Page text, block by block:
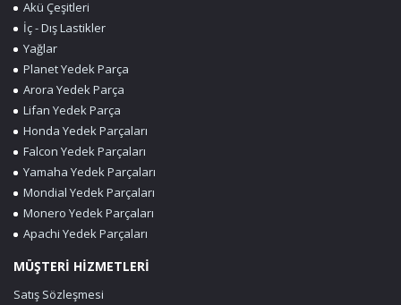
Akü Çeşitleri
İç - Dış Lastikler
Yağlar
Planet Yedek Parça
Arora Yedek Parça
Lifan Yedek Parça
Honda Yedek Parçaları
Falcon Yedek Parçaları
Yamaha Yedek Parçaları
Mondial Yedek Parçaları
Monero Yedek Parçaları
Apachi Yedek Parçaları
MÜŞTERİ HİZMETLERİ
Satış Sözleşmesi